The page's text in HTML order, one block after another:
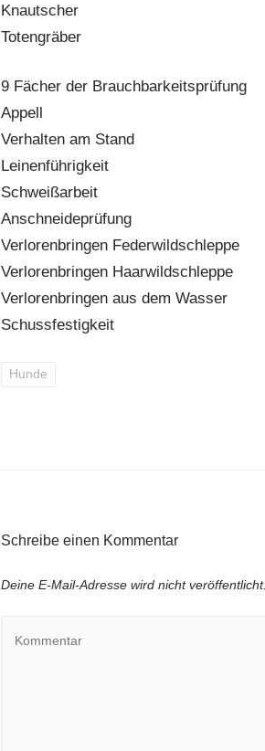
Knautscher
Totengräber
9 Fächer der Brauchbarkeitsprüfung
Appell
Verhalten am Stand
Leinenführigkeit
Schweißarbeit
Anschneideprüfung
Verlorenbringen Federwildschleppe
Verlorenbringen Haarwildschleppe
Verlorenbringen aus dem Wasser
Schussfestigkeit
Hunde
Schreibe einen Kommentar
Deine E-Mail-Adresse wird nicht veröffentlicht.